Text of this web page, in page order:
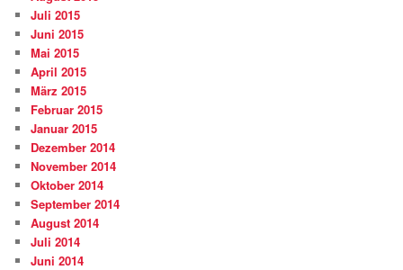
Juli 2015
Juni 2015
Mai 2015
April 2015
März 2015
Februar 2015
Januar 2015
Dezember 2014
November 2014
Oktober 2014
September 2014
August 2014
Juli 2014
Juni 2014